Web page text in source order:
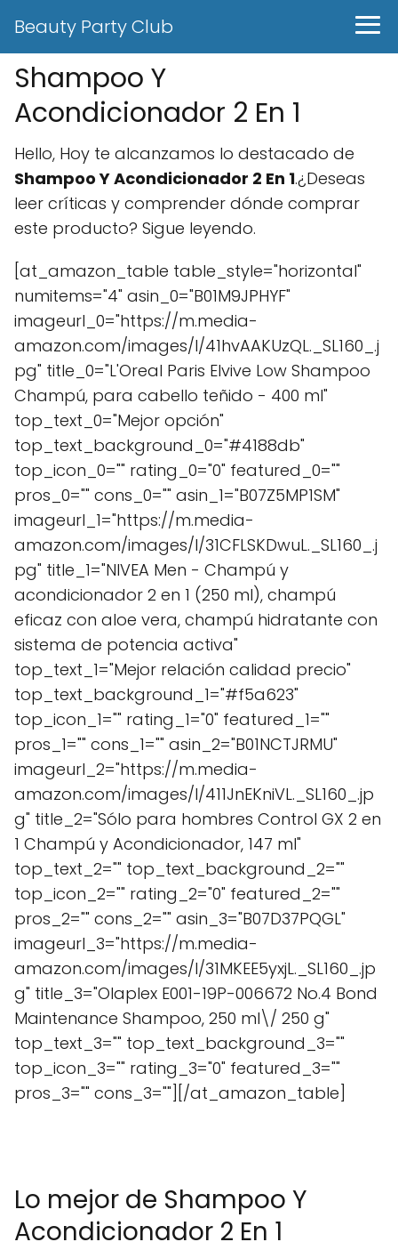
Beauty Party Club
Shampoo Y
Acondicionador 2 En 1
Hello, Hoy te alcanzamos lo destacado de
Shampoo Y Acondicionador 2 En 1.¿Deseas
leer críticas y comprender dónde comprar
este producto? Sigue leyendo.
[at_amazon_table table_style="horizontal"
numitems="4" asin_0="B01M9JPHYF"
imageurl_0="https://m.media-
amazon.com/images/I/41hvAAKUzQL._SL160_.j
pg" title_0="L'Oreal Paris Elvive Low Shampoo
Champú, para cabello teñido - 400 ml"
top_text_0="Mejor opción"
top_text_background_0="#4188db"
top_icon_0="" rating_0="0" featured_0=""
pros_0="" cons_0="" asin_1="B07Z5MP1SM"
imageurl_1="https://m.media-
amazon.com/images/I/31CFLSKDwuL._SL160_.j
pg" title_1="NIVEA Men - Champú y
acondicionador 2 en 1 (250 ml), champú
eficaz con aloe vera, champú hidratante con
sistema de potencia activa"
top_text_1="Mejor relación calidad precio"
top_text_background_1="#f5a623"
top_icon_1="" rating_1="0" featured_1=""
pros_1="" cons_1="" asin_2="B01NCTJRMU"
imageurl_2="https://m.media-
amazon.com/images/I/411JnEKniVL._SL160_.jp
g" title_2="Sólo para hombres Control GX 2 en
1 Champú y Acondicionador, 147 ml"
top_text_2="" top_text_background_2=""
top_icon_2="" rating_2="0" featured_2=""
pros_2="" cons_2="" asin_3="B07D37PQGL"
imageurl_3="https://m.media-
amazon.com/images/I/31MKEE5yxjL._SL160_.jp
g" title_3="Olaplex E001-19P-006672 No.4 Bond
Maintenance Shampoo, 250 ml\/ 250 g"
top_text_3="" top_text_background_3=""
top_icon_3="" rating_3="0" featured_3=""
pros_3="" cons_3=""][/at_amazon_table]
Lo mejor de Shampoo Y
Acondicionador 2 En 1